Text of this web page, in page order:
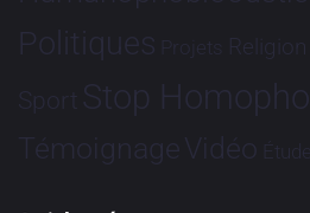
Politiques Projets Religion
Sport Stop
TémoignageVidéo Études